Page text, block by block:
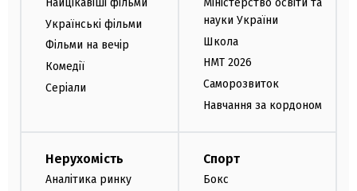
Українські фільми
Фільми на вечір
Комедії
Серіали
науки України
Школа
НМТ 2026
Саморозвиток
Навчання за кордоном
Нерухомість
Аналітика ринку
Спорт
Бокс